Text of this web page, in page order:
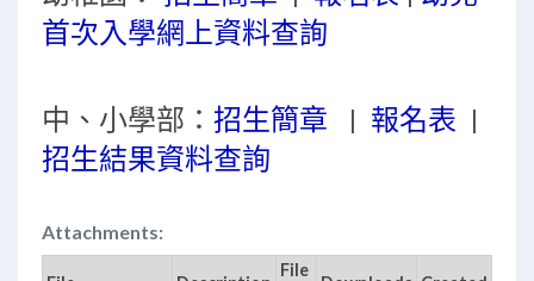
首次入學網上資料查詢
中、小學部： 招生簡章 | 報名表 |
招生結果資料查詢
Attachments:
File